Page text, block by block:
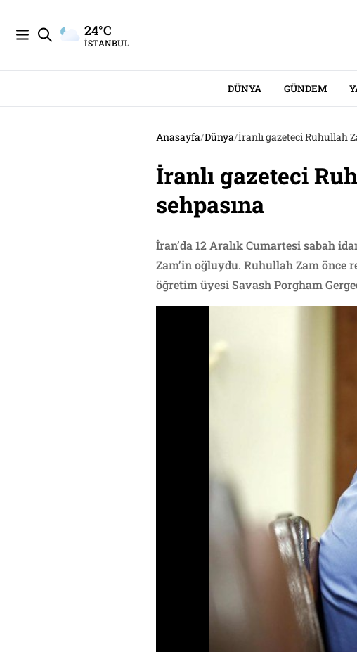
24°C
İSTANBUL
DÜNYA GÜNDEM
Anasayfa/Dünya/İranlı gazeteci Ruhullah
İranlı gazeteci
sehpasına
İran’da 12 Aralık Cumartesi sabah
Zam’in oğluydu. Ruhullah Zam önce
öğretim üyesi Savash Porgham